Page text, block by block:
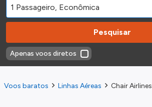
Pesquisar
Apenas voos diretos
Voos baratos Linhas Aéreas Chair Airlines